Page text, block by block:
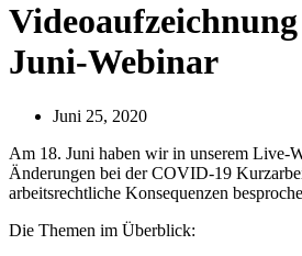
Juni-Webinar
Juni 25, 2020
Am 18. Juni haben wir in unserem Live-
Änderungen bei der COVID-19
arbeitsrechtliche Konsequenzen
Die Themen im Überblick: